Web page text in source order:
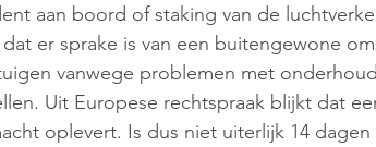
aan boord of staking van de
er sprake is van een buitengewone
vanwege problemen met
Uit Europese rechtspraak blijkt dat
oplevert. Is dus niet uiterlijk 14